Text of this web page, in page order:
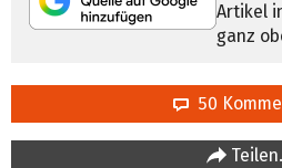
Artikel
ganz
50